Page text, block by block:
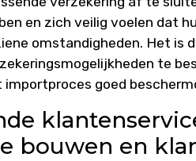
en zich veilig voelen dat
omstandigheden. Het is
te
goed
bouwen en